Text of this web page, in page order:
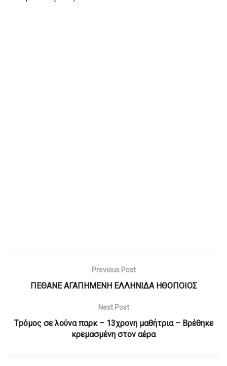
Previous Post
ΠΕΘΑΝΕ ΑΓΑΠΗΜΕΝΗ ΕΛΛΗΝΙΔΑ ΗΘΟΠΟΙΟΣ
Next Post
Τpόμος σε λούνα παρκ – 13χρονη μαθήτρια – Βρέθηκε
κρεμασμένη στον αέρα